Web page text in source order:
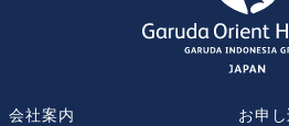
会社案内
お申